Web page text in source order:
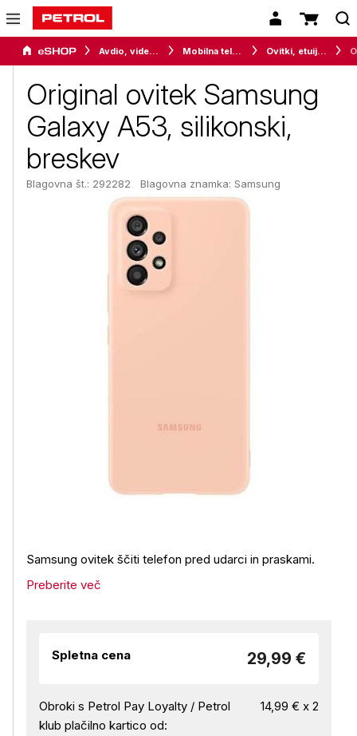
Avdio, video in telefonija Mobilna telefonija Ovitki, etuiji, torbice in držala
Original ovitek Samsung
Galaxy A53, silikonski,
breskev
Blagovna št.: 292282 Blagovna znamka: Samsung
Samsung ovitek ščiti telefon pred udarci in praskami.
Preberite več
Spletna cena 29,99 €
Obroki s Petrol Pay Loyalty / Petrol
klub plačilno kartico od:
14,99 € x 2